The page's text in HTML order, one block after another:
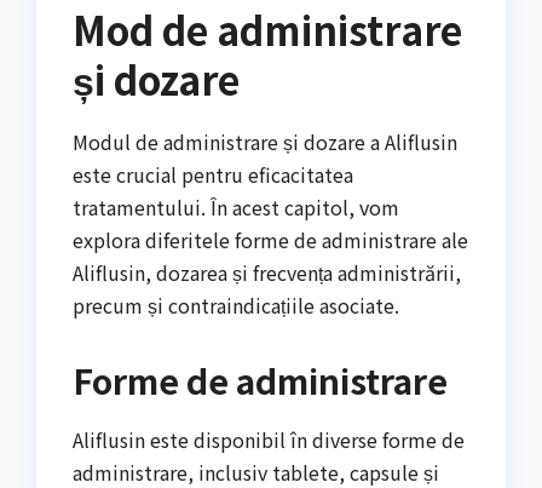
Mod de administrare
și dozare
Modul de administrare și dozare a Aliflusin
este crucial pentru eficacitatea
tratamentului. În acest capitol, vom
explora diferitele forme de administrare ale
Aliflusin, dozarea și frecvența administrării,
precum și contraindicațiile asociate.
Forme de administrare
Aliflusin este disponibil în diverse forme de
administrare, inclusiv tablete, capsule și